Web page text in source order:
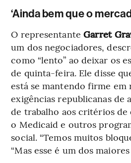
‘Ainda bem que o
O representante Garret
um dos negociadores,
como “lento” ao deixar os
de quinta-feira. Ele disse
está se mantendo firme em
exigências republicanas de
de trabalho aos critérios de
o Medicaid e outros
social. “Temos muitos
“Mas esse é um dos